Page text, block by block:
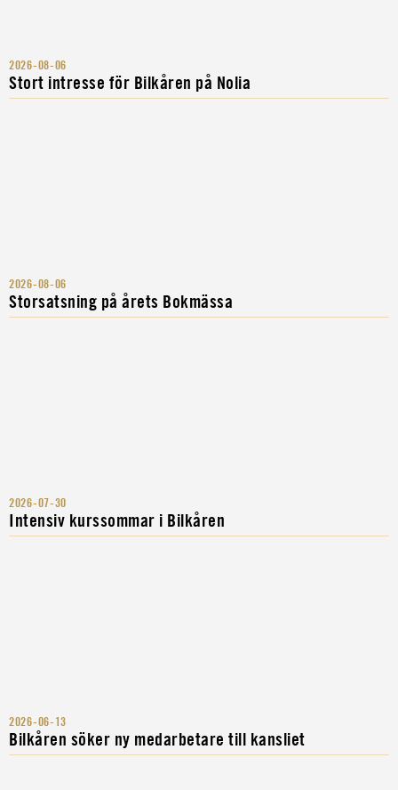
2026-08-06
Stort intresse för Bilkåren på Nolia
2026-08-06
Storsatsning på årets Bokmässa
2026-07-30
Intensiv kurssommar i Bilkåren
2026-06-13
Bilkåren söker ny medarbetare till kansliet